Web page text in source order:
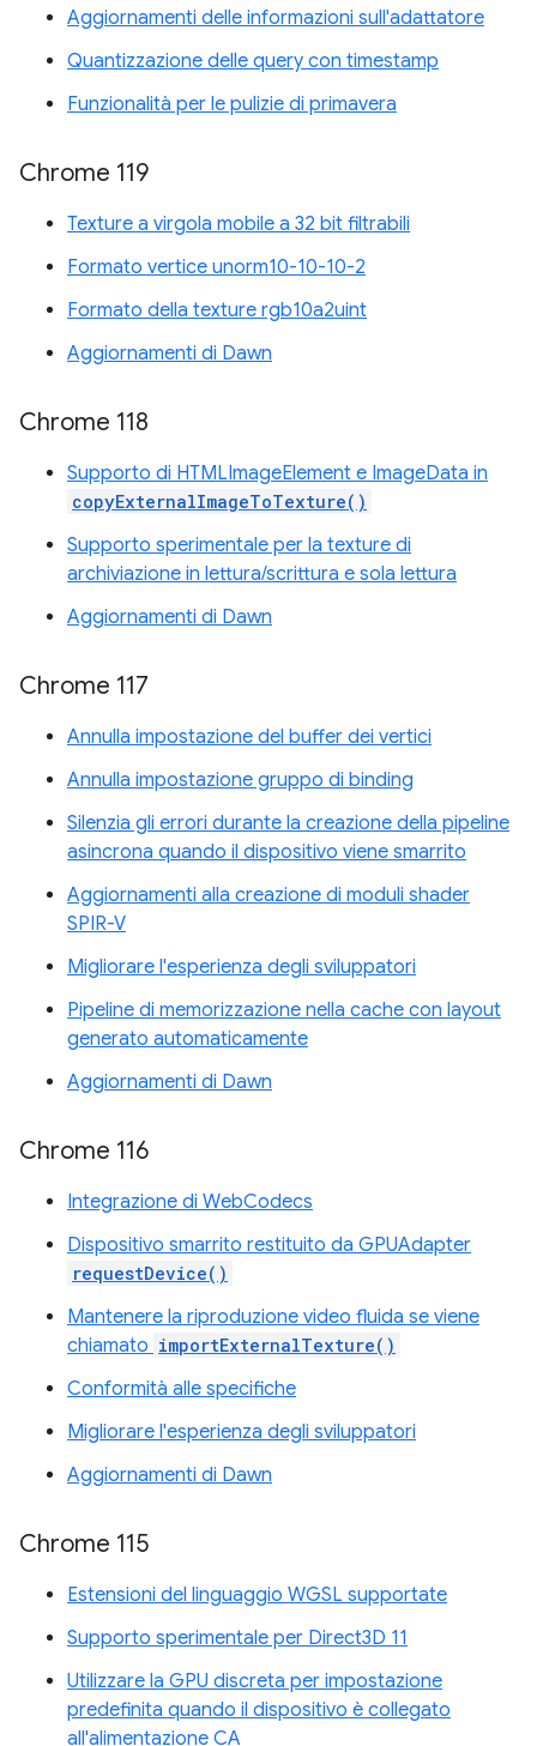
Aggiornamenti delle informazioni sull'adattatore
Quantizzazione delle query con timestamp
Funzionalità per le pulizie di primavera
Chrome 119
Texture a virgola mobile a 32 bit filtrabili
Formato vertice unorm10-10-10-2
Formato della texture rgb10a2uint
Aggiornamenti di Dawn
Chrome 118
Supporto di HTMLImageElement e ImageData in
copyExternalImageToTexture()
Supporto sperimentale per la texture di
archiviazione in lettura/scrittura e sola lettura
Aggiornamenti di Dawn
Chrome 117
Annulla impostazione del buffer dei vertici
Annulla impostazione gruppo di binding
Silenzia gli errori durante la creazione della pipeline
asincrona quando il dispositivo viene smarrito
Aggiornamenti alla creazione di moduli shader
SPIR-V
Migliorare l'esperienza degli sviluppatori
Pipeline di memorizzazione nella cache con layout
generato automaticamente
Aggiornamenti di Dawn
Chrome 116
Integrazione di WebCodecs
Dispositivo smarrito restituito da GPUAdapter
requestDevice()
Mantenere la riproduzione video fluida se viene
chiamato importExternalTexture()
Conformità alle specifiche
Migliorare l'esperienza degli sviluppatori
Aggiornamenti di Dawn
Chrome 115
Estensioni del linguaggio WGSL supportate
Supporto sperimentale per Direct3D 11
Utilizzare la GPU discreta per impostazione
predefinita quando il dispositivo è collegato
all'alimentazione CA